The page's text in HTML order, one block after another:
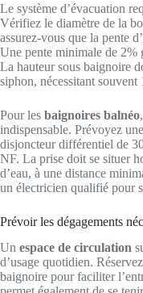
Le système d’évacuation
Vérifiez le diamètre de la
assurez-vous que la pente
Une pente minimale de 2%
La hauteur sous baignoire
siphon, nécessitant souvent
Pour les baignoires balnéo
indispensable. Prévoyez
disjoncteur différentiel de
NF. La prise doit se situer
d’eau, à une distance
un électricien qualifié pour
Prévoir les dégagements
Un espace de circulation
d’usage quotidien.
baignoire pour faciliter